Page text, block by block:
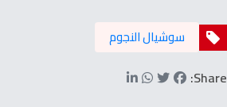
سوشيال النجوم
Share: